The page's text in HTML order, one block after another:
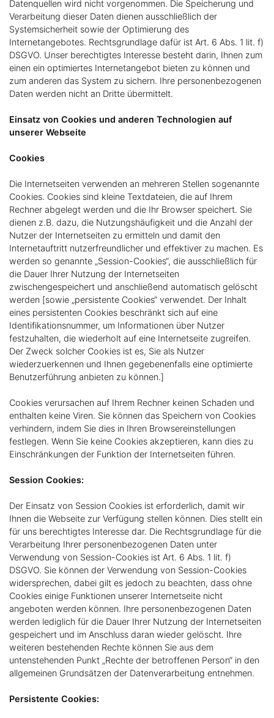
Datenquellen wird nicht vorgenommen. Die Speicherung und
Verarbeitung dieser Daten dienen ausschließlich der
Systemsicherheit sowie der Optimierung des
Internetangebotes. Rechtsgrundlage dafür ist Art. 6 Abs. 1 lit. f)
DSGVO. Unser berechtigtes Interesse besteht darin, Ihnen zum
einen ein optimiertes Internetangebot bieten zu können und
zum anderen das System zu sichern. Ihre personenbezogenen
Daten werden nicht an Dritte übermittelt.
Einsatz von Cookies und anderen Technologien auf
unserer Webseite
Cookies
Die Internetseiten verwenden an mehreren Stellen sogenannte
Cookies. Cookies sind kleine Textdateien, die auf Ihrem
Rechner abgelegt werden und die Ihr Browser speichert. Sie
dienen z.B. dazu, die Nutzungshäufigkeit und die Anzahl der
Nutzer der Internetseiten zu ermitteln und damit den
Internetauftritt nutzerfreundlicher und effektiver zu machen. Es
werden so genannte „Session-Cookies“, die ausschließlich für
die Dauer Ihrer Nutzung der Internetseiten
zwischengespeichert und anschließend automatisch gelöscht
werden [sowie „persistente Cookies“ verwendet. Der Inhalt
eines persistenten Cookies beschränkt sich auf eine
Identifikationsnummer, um Informationen über Nutzer
festzuhalten, die wiederholt auf eine Internetseite zugreifen.
Der Zweck solcher Cookies ist es, Sie als Nutzer
wiederzuerkennen und Ihnen gegebenenfalls eine optimierte
Benutzerführung anbieten zu können.]
Cookies verursachen auf Ihrem Rechner keinen Schaden und
enthalten keine Viren. Sie können das Speichern von Cookies
verhindern, indem Sie dies in Ihren Browsereinstellungen
festlegen. Wenn Sie keine Cookies akzeptieren, kann dies zu
Einschränkungen der Funktion der Internetseiten führen.
Session Cookies:
Der Einsatz von Session Cookies ist erforderlich, damit wir
Ihnen die Webseite zur Verfügung stellen können. Dies stellt ein
für uns berechtigtes Interesse dar. Die Rechtsgrundlage für die
Verarbeitung Ihrer personenbezogenen Daten unter
Verwendung von Session-Cookies ist Art. 6 Abs. 1 lit. f)
DSGVO. Sie können der Verwendung von Session-Cookies
widersprechen, dabei gilt es jedoch zu beachten, dass ohne
Cookies einige Funktionen unserer Internetseite nicht
angeboten werden können. Ihre personenbezogenen Daten
werden lediglich für die Dauer Ihrer Nutzung der Internetseiten
gespeichert und im Anschluss daran wieder gelöscht. Ihre
weiteren bestehenden Rechte können Sie aus dem
untenstehenden Punkt „Rechte der betroffenen Person“ in den
allgemeinen Grundsätzen der Datenverarbeitung entnehmen.
Persistente Cookies: